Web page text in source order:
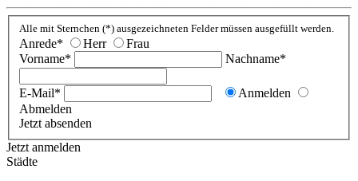
Alle mit Sternchen (*) ausgezeichneten Felder müssen ausgefüllt werden.
Anrede* Herr
Frau
Vorname*
Nachname*
E-Mail*
Anmelden
Abmelden
Jetzt absenden
Jetzt anmelden
Städte